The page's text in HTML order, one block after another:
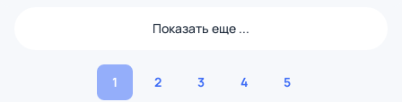
Показать еще ...
1 2 3 4 5